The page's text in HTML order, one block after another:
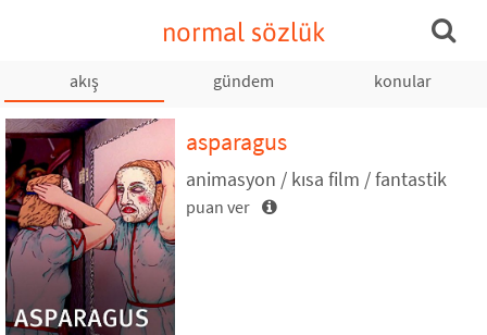
normal sözlük
akış gündem konular
asparagus
animasyon / kısa film / fantastik
puan ver